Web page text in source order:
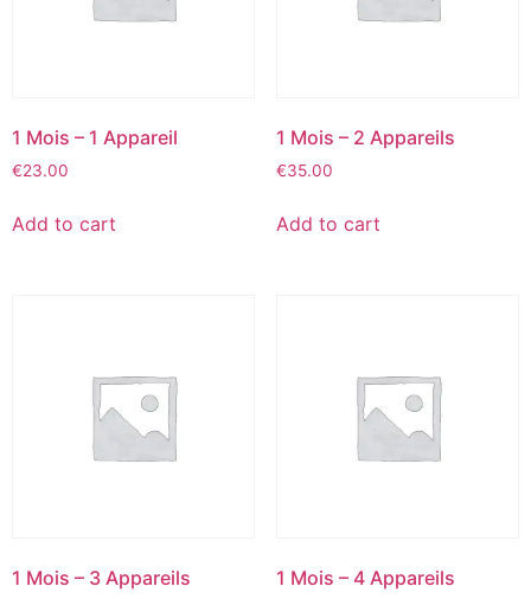
1 Mois – 1 Appareil
€23.00
Add to cart
1 Mois – 2 Appareils
€35.00
Add to cart
1 Mois – 3 Appareils 1 Mois – 4 Appareils